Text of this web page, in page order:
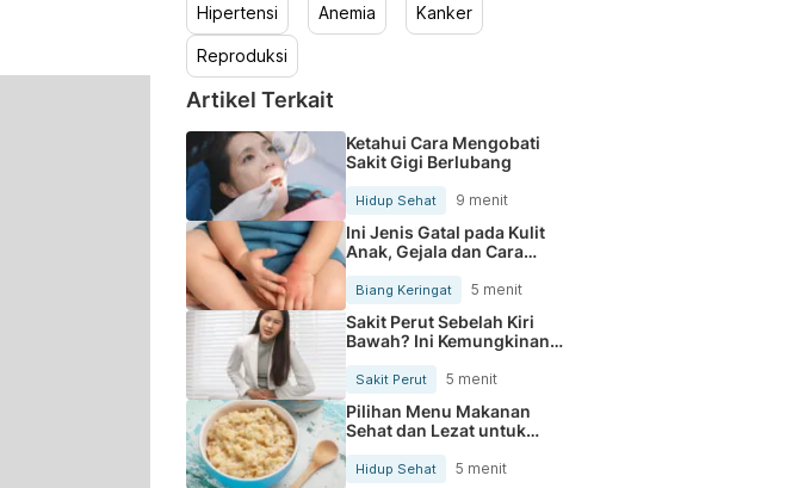
Hipertensi Anemia Kanker
Reproduksi
Artikel Terkait
Ketahui Cara Mengobati
Sakit Gigi Berlubang
Hidup Sehat 9 menit
Ini Jenis Gatal pada Kulit
Anak, Gejala dan Cara
Mengobatinya
Biang Keringat 5 menit
Sakit Perut Sebelah Kiri
Bawah? Ini Kemungkinan
Sakit Perut 5 menit
Pilihan Menu Makanan
Sehat dan Lezat untuk
Mengurangi Kolesterol
Hidup Sehat 5 menit